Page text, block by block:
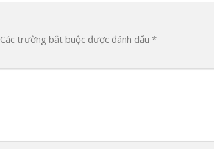
Các trường bắt buộc được đánh dấu *